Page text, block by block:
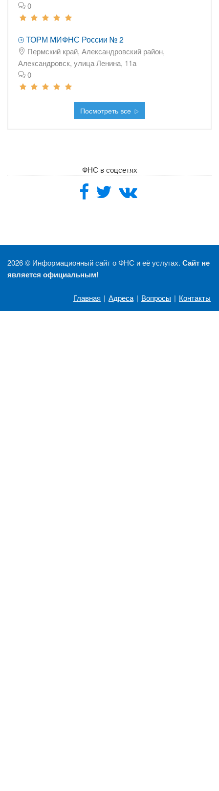
0
ТОРМ МИФНС России № 2
Пермский край, Александровский район,
Александровск, улица Ленина, 11а
0
Посмотреть все
ФНС в соцсетях
2026 © Информационный сайт о ФНС и её услугах. Сайт не
является официальным!
Главная | Адреса | Вопросы | Контакты